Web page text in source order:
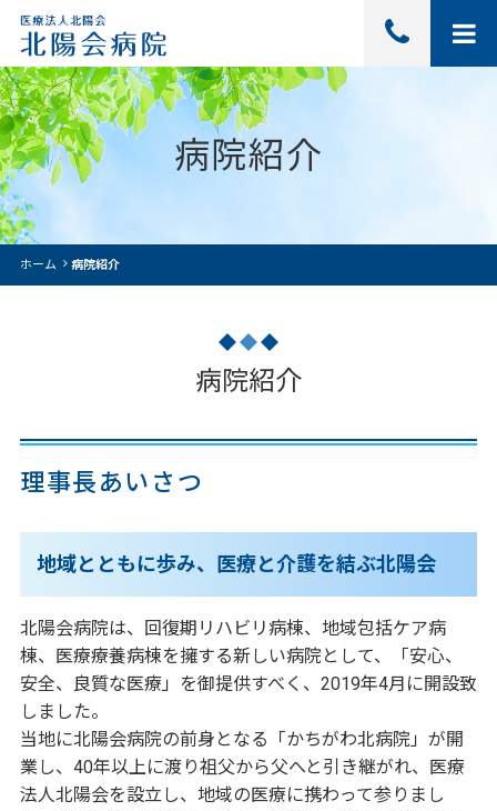
病院紹介
ホーム 病院紹介
病院紹介
理事長あいさつ
地域とともに歩み、医療と介護を結ぶ北陽会
北陽会病院は、回復期リハビリ病棟、地域包括ケア病
棟、医療療養病棟を擁する新しい病院として、「安心、
安全、良質な医療」を御提供すべく、2019年4月に開設致
しました。
当地に北陽会病院の前身となる「かちがわ北病院」が開
業し、40年以上に渡り祖父から父へと引き継がれ、医療
法人北陽会を設立し、地域の医療に携わって参りまし